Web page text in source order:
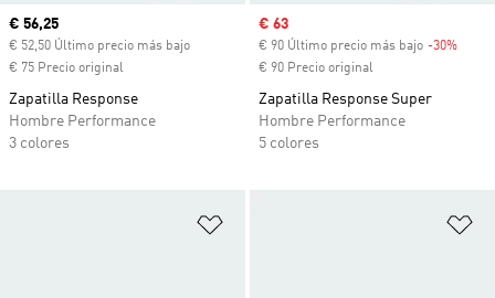
Precio actual
€ 56,25
€ 52,50 Último precio más bajo
€ 75 Precio original
Zapatilla Response
Hombre Performance
3 colores
Precio de venta
€ 63
€ 90 Último precio más bajo -30%
€ 90 Precio original
Zapatilla Response Super
Hombre Performance
5 colores